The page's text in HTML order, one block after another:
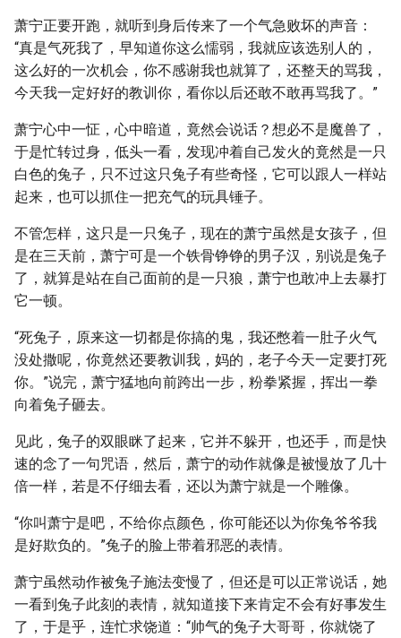
萧宁正要开跑，就听到身后传来了一个气急败坏的声音：
“真是气死我了，早知道你这么懦弱，我就应该选别人的，
这么好的一次机会，你不感谢我也就算了，还整天的骂我，
今天我一定好好的教训你，看你以后还敢不敢再骂我了。”
萧宁心中一怔，心中暗道，竟然会说话？想必不是魔兽了，
于是忙转过身，低头一看，发现冲着自己发火的竟然是一只
白色的兔子，只不过这只兔子有些奇怪，它可以跟人一样站
起来，也可以抓住一把充气的玩具锤子。
不管怎样，这只是一只兔子，现在的萧宁虽然是女孩子，但
是在三天前，萧宁可是一个铁骨铮铮的男子汉，别说是兔子
了，就算是站在自己面前的是一只狼，萧宁也敢冲上去暴打
它一顿。
“死兔子，原来这一切都是你搞的鬼，我还憋着一肚子火气
没处撒呢，你竟然还要教训我，妈的，老子今天一定要打死
你。”说完，萧宁猛地向前跨出一步，粉拳紧握，挥出一拳
向着兔子砸去。
见此，兔子的双眼眯了起来，它并不躲开，也还手，而是快
速的念了一句咒语，然后，萧宁的动作就像是被慢放了几十
倍一样，若是不仔细去看，还以为萧宁就是一个雕像。
“你叫萧宁是吧，不给你点颜色，你可能还以为你兔爷爷我
是好欺负的。”兔子的脸上带着邪恶的表情。
萧宁虽然动作被兔子施法变慢了，但还是可以正常说话，她
一看到兔子此刻的表情，就知道接下来肯定不会有好事发生
了，于是乎，连忙求饶道：“帅气的兔子大哥哥，你就饶了